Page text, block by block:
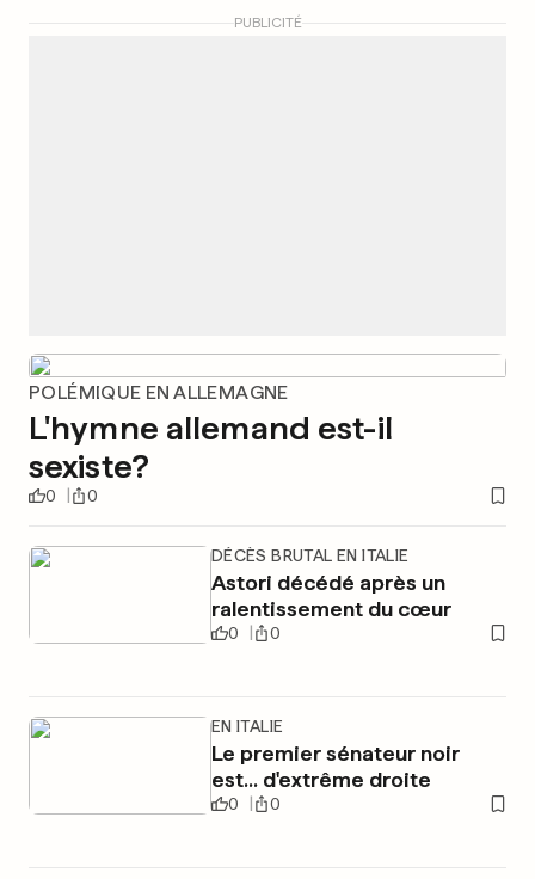
PUBLICITÉ
POLÉMIQUE EN ALLEMAGNE
L'hymne allemand est-il
sexiste?
0 0
DÉCÈS BRUTAL EN ITALIE
Astori décédé après un
ralentissement du cœur
0 0
EN ITALIE
Le premier sénateur noir
est... d'extrême droite
0 0